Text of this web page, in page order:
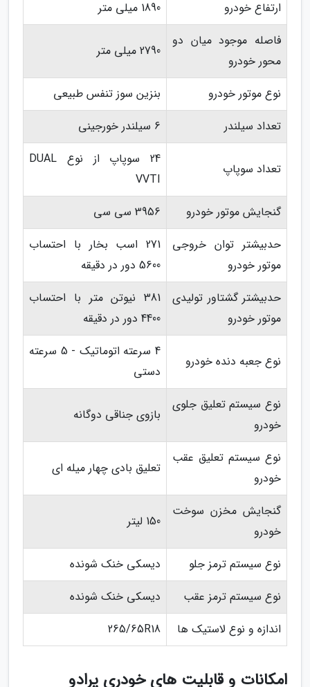
ارتفاع خودرو
1890 میلی متر
فاصله موجود میان دو
محور خودرو
2790 میلی متر
نوع موتور خودرو
بنزین سوز تنفس طبیعی
تعداد سیلندر
6 سیلندر خورجینی
تعداد سوپاپ
24 سوپاپ از نوع DUAL
VVTI
گنجایش موتور خودرو
3956 سی سی
حدبیشتر توان خروجی
موتور خودرو
271 اسب بخار با احتساب
5600 دور در دقیقه
حدبیشتر گشتاور تولیدی
موتور خودرو
381 نیوتن متر با احتساب
4400 دور در دقیقه
نوع جعبه دنده خودرو
4 سرعته اتوماتیک - 5 سرعته
دستی
نوع سیستم تعلیق جلوی
خودرو
بازوی جناقی دوگانه
نوع سیستم تعلیق عقب
خودرو
تعلیق بادی چهار میله ای
گنجایش مخزن سوخت
خودرو
150 لیتر
نوع سیستم ترمز جلو
دیسکی خنک شونده
نوع سیستم ترمز عقب
دیسکی خنک شونده
اندازه و نوع لاستیک ها
265/65R18
امکانات و قابلیت های خودری پرادو